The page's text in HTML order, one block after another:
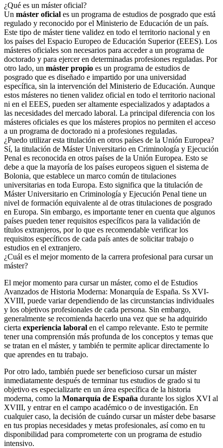
¿Qué es un máster oficial?
Un máster oficial es un programa de estudios de posgrado que está
regulado y reconocido por el Ministerio de Educación de un país.
Este tipo de máster tiene validez en todo el territorio nacional y en
los países del Espacio Europeo de Educación Superior (EEES). Los
másteres oficiales son necesarios para acceder a un programa de
doctorado y para ejercer en determinadas profesiones reguladas. Por
otro lado, un máster propio es un programa de estudios de
posgrado que es diseñado e impartido por una universidad
específica, sin la intervención del Ministerio de Educación. Aunque
estos másteres no tienen validez oficial en todo el territorio nacional
ni en el EEES, pueden ser altamente especializados y adaptados a
las necesidades del mercado laboral. La principal diferencia con los
másteres oficiales es que los másteres propios no permiten el acceso
a un programa de doctorado ni a profesiones reguladas.
¿Puedo utilizar esta titulación en otros países de la Unión Europea?
Sí, la titulación de Máster Universitario en Criminología y Ejecución
Penal es reconocida en otros países de la Unión Europea. Esto se
debe a que la mayoría de los países europeos siguen el sistema de
Bolonia, que establece un marco común de titulaciones
universitarias en toda Europa. Esto significa que la titulación de
Máster Universitario en Criminología y Ejecución Penal tiene un
nivel de formación equivalente al de otras titulaciones de posgrado
en Europa. Sin embargo, es importante tener en cuenta que algunos
países pueden tener requisitos específicos para la validación de
títulos extranjeros, por lo que es recomendable verificar los
requisitos específicos de cada país antes de solicitar trabajo o
estudios en el extranjero.
¿Cuál es el mejor momento de la carrera profesional para cursar un
máster?
El mejor momento para cursar un máster, como el de Estudios
Avanzados de Historia Moderna: Monarquía de España. Ss XVI-
XVIII, puede variar dependiendo de las circunstancias individuales
y los objetivos profesionales de cada persona. Sin embargo,
generalmente se recomienda hacerlo una vez que se ha adquirido
cierta experiencia laboral en el campo relevante. Esto te permite
tener una comprensión más profunda de los conceptos y temas que
se tratan en el máster, y también te permite aplicar directamente lo
que aprendes en tu trabajo.
Por otro lado, también puede ser beneficioso cursar un máster
inmediatamente después de terminar tus estudios de grado si tu
objetivo es especializarte en un área específica de la historia
moderna, como la Monarquía de España durante los siglos XVI al
XVIII, y entrar en el campo académico o de investigación. En
cualquier caso, la decisión de cuándo cursar un máster debe basarse
en tus propias necesidades y metas profesionales, así como en tu
disponibilidad para comprometerte con un programa de estudio
intensivo.